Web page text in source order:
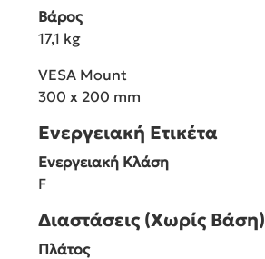
Βάρος
17,1 kg
VESA Mount
300 x 200 mm
Ενεργειακή Ετικέτα
Ενεργειακή Κλάση
F
Διαστάσεις (Χωρίς Βάση)
Πλάτος